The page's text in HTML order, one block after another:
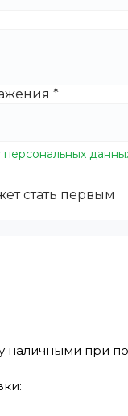
*
персональных
стать первым
наличными при